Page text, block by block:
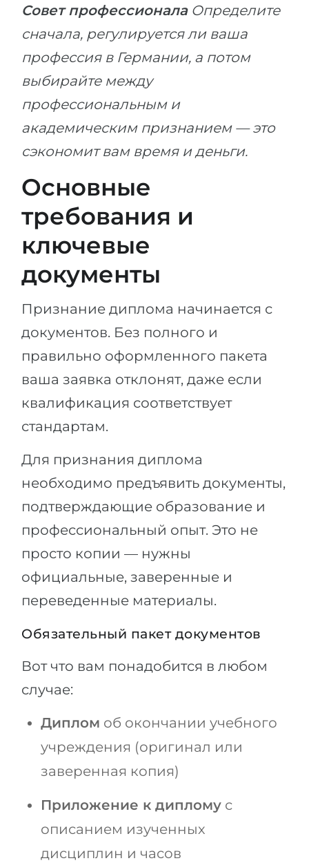
Совет профессионала Определите
сначала, регулируется ли ваша
профессия в Германии, а потом
выбирайте между
профессиональным и
академическим признанием — это
сэкономит вам время и деньги.
Основные
требования и
ключевые
документы
Признание диплома начинается с
документов. Без полного и
правильно оформленного пакета
ваша заявка отклонят, даже если
квалификация соответствует
стандартам.
Для признания диплома
необходимо предъявить документы,
подтверждающие образование и
профессиональный опыт. Это не
просто копии — нужны
официальные, заверенные и
переведенные материалы.
Обязательный пакет документов
Вот что вам понадобится в любом
случае:
Диплом об окончании учебного
учреждения (оригинал или
заверенная копия)
Приложение к диплому с
описанием изученных
дисциплин и часов